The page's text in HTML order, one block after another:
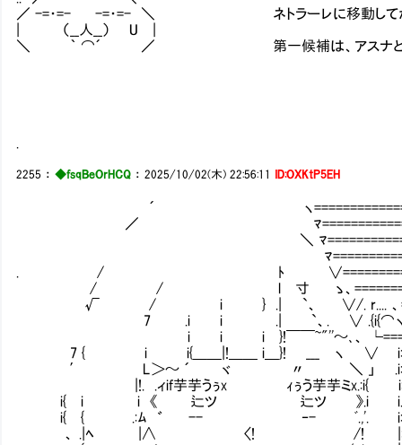
／ -=・=- -=・=- ＼ ネトラーレに移動してから新
| （__人__） U |
＼ ｀ ⌒´ ／ 第一候補は、アスナと志津
2255 ：◆fsqBeOrHCQ ：2025/10/02(木) 22:56:11 ID:OXKtP5EH
´ ヽ
／ ﾏ
＼ ﾏ
ﾏ
. / ﾄ ∨================s。 拠
/ / l 寸 ゝ、
√ / i } .| `、 ∨/. r.... 、=========ﾉ 住
7 .i i .| `、. ∨ .{i{⌒ヽ 、
i i i }!￣￣~"''～､、 └===仆ｘ____ﾉ} 稼
7 { i i{＿＿|!＿＿ i＿}! ___ ヽ ∨
′ L＞～ ´ ヾ 〃 ＼ 」 .i::{ }:i∨ ./ 資金
|!. .ィif芋芋うぅx ｨぅう芋芋ミx.:i{ i::{
i{ i i 《 辷ツ 辷ツ 》.i i.:{ }:i }! , 義
i{ { .:ﾑ ゛ -- ‐- ﾞ.,'. i::i .}i
、 .|ﾍ |∧ 〈! /! |::! ﾚ i..ノ 住む